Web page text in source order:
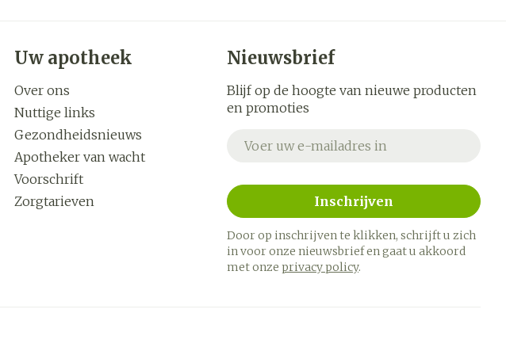
Uw apotheek
Over ons
Nuttige links
Gezondheidsnieuws
Apotheker van wacht
Voorschrift
Zorgtarieven
Nieuwsbrief
Blijf op de hoogte van nieuwe producten
en promoties
Inschrijven
Door op inschrijven te klikken, schrijft u zich
in voor onze nieuwsbrief en gaat u akkoord
met onze privacy policy.